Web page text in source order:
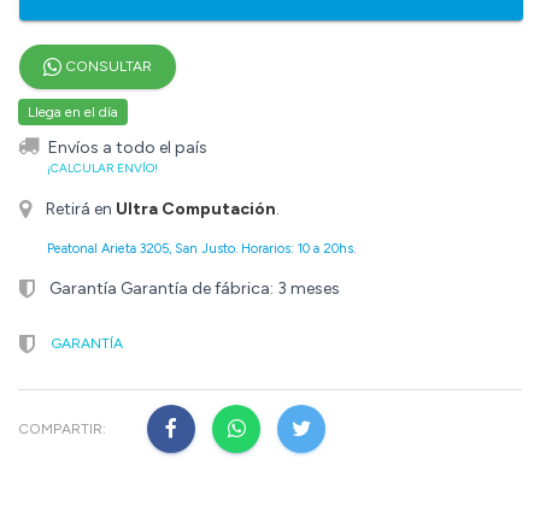
CONSULTAR
Llega en el día
Envíos a todo el país
¡CALCULAR ENVÍO!
Retirá en Ultra Computación.
Peatonal Arieta 3205, San Justo. Horarios: 10 a 20hs.
Garantía Garantía de fábrica: 3 meses
GARANTÍA
COMPARTIR: